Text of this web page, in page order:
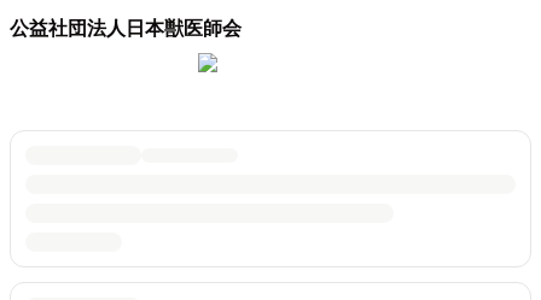
公益社団法人日本獣医師会